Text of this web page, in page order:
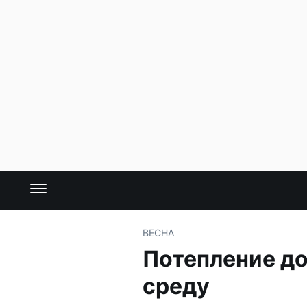
ВЕСНА
Потепление
среду